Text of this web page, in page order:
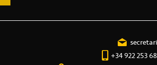
+34 922 253